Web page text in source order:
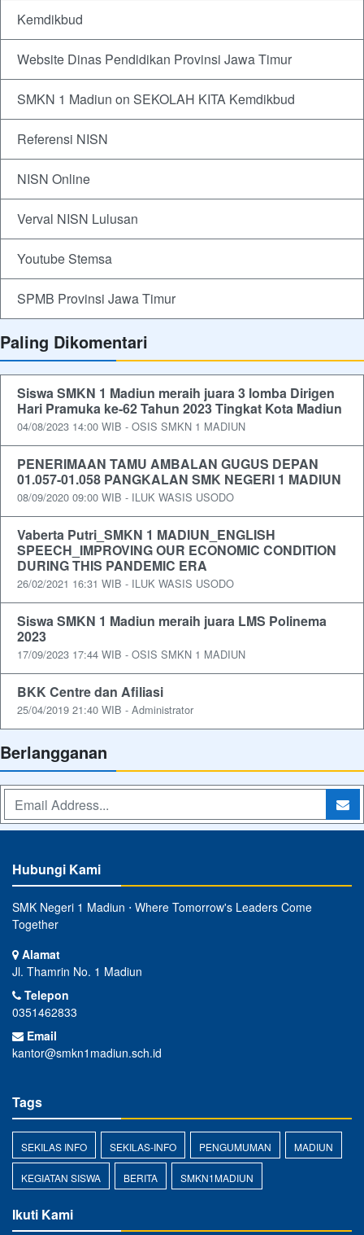
Kemdikbud
Website Dinas Pendidikan Provinsi Jawa Timur
SMKN 1 Madiun on SEKOLAH KITA Kemdikbud
Referensi NISN
NISN Online
Verval NISN Lulusan
Youtube Stemsa
SPMB Provinsi Jawa Timur
Paling Dikomentari
Siswa SMKN 1 Madiun meraih juara 3 lomba Dirigen
Hari Pramuka ke-62 Tahun 2023 Tingkat Kota Madiun
04/08/2023 14:00 WIB - OSIS SMKN 1 MADIUN
PENERIMAAN TAMU AMBALAN GUGUS DEPAN
01.057-01.058 PANGKALAN SMK NEGERI 1 MADIUN
08/09/2020 09:00 WIB - ILUK WASIS USODO
Vaberta Putri_SMKN 1 MADIUN_ENGLISH
SPEECH_IMPROVING OUR ECONOMIC CONDITION
DURING THIS PANDEMIC ERA
26/02/2021 16:31 WIB - ILUK WASIS USODO
Siswa SMKN 1 Madiun meraih juara LMS Polinema
2023
17/09/2023 17:44 WIB - OSIS SMKN 1 MADIUN
BKK Centre dan Afiliasi
25/04/2019 21:40 WIB - Administrator
Berlangganan
Hubungi Kami
SMK Negeri 1 Madiun ⋅ Where Tomorrow's Leaders Come
Together
Alamat
Jl. Thamrin No. 1 Madiun
Telepon
0351462833
Email
kantor@smkn1madiun.sch.id
Tags
SEKILAS INFO SEKILAS-INFO PENGUMUMAN MADIUN
KEGIATAN SISWA BERITA SMKN1MADIUN
Ikuti Kami